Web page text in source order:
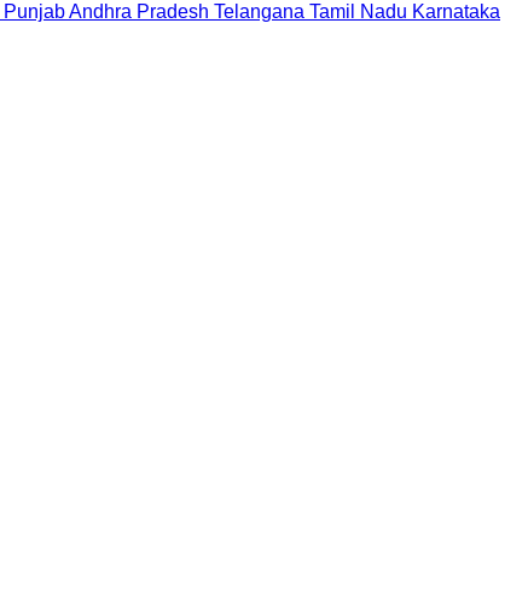
PunjabAndhra Pradesh Telangana Tamil Nadu Karnataka